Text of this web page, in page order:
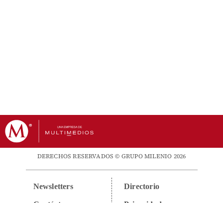
DERECHOS RESERVADOS © GRUPO MILENIO 2026
Newsletters Directorio